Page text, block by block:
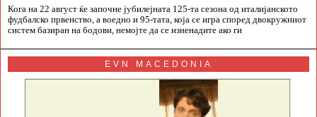
Кога на 22 август ќе започне јубилејната 125-та сезона од италијанското
фудбалско првенство, а воедно и 95-тата, која се игра според двокружниот
систем базиран на бодови, немојте да се изненадите ако ги
EVN MACEDONIA